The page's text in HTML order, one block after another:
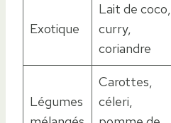
Exotique
Lait de coco,
curry,
coriandre
Légumes
Carottes,
céleri,